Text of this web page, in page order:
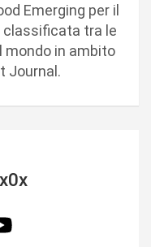
Emerging per il
classificata tra le
mondo in ambito
Journal.